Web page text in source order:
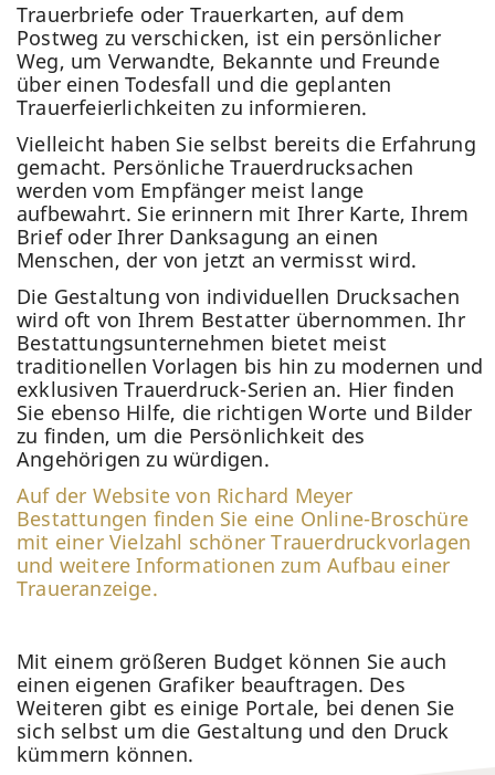
Trauerbriefe oder Trauerkarten, auf dem
Postweg zu verschicken, ist ein persönlicher
Weg, um Verwandte, Bekannte und Freunde
über einen Todesfall und die geplanten
Trauerfeierlichkeiten zu informieren.
Vielleicht haben Sie selbst bereits die Erfahrung
gemacht. Persönliche Trauerdrucksachen
werden vom Empfänger meist lange
aufbewahrt. Sie erinnern mit Ihrer Karte, Ihrem
Brief oder Ihrer Danksagung an einen
Menschen, der von jetzt an vermisst wird.
Die Gestaltung von individuellen Drucksachen
wird oft von Ihrem Bestatter übernommen. Ihr
Bestattungsunternehmen bietet meist
traditionellen Vorlagen bis hin zu modernen und
exklusiven Trauerdruck-Serien an. Hier finden
Sie ebenso Hilfe, die richtigen Worte und Bilder
zu finden, um die Persönlichkeit des
Angehörigen zu würdigen.
Auf der Website von Richard Meyer
Bestattungen finden Sie eine Online-Broschüre
mit einer Vielzahl schöner Trauerdruckvorlagen
und weitere Informationen zum Aufbau einer
Traueranzeige.
Mit einem größeren Budget können Sie auch
einen eigenen Grafiker beauftragen. Des
Weiteren gibt es einige Portale, bei denen Sie
sich selbst um die Gestaltung und den Druck
kümmern können.